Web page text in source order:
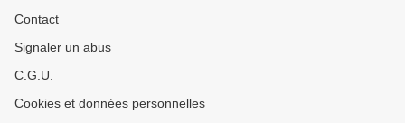
Contact
Signaler un abus
C.G.U.
Cookies et données personnelles